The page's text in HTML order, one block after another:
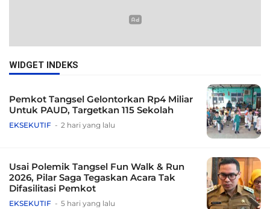
WIDGET INDEKS
Pemkot Tangsel Gelontorkan Rp4 Miliar
Untuk PAUD, Targetkan 115 Sekolah
EKSEKUTIF 2 hari yang lalu
Usai Polemik Tangsel Fun Walk & Run
2026, Pilar Saga Tegaskan Acara Tak
Difasilitasi Pemkot
EKSEKUTIF 5 hari yang lalu